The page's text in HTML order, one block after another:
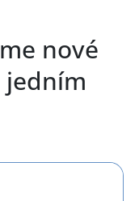
nové
jedním